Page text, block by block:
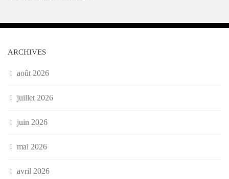
ARCHIVES
août 2026
juillet 2026
juin 2026
mai 2026
avril 2026